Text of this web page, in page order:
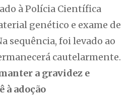
à Polícia Científica
genético e exame de
sequência, foi levado ao
cautelarmente.
a gravidez e
à adoção